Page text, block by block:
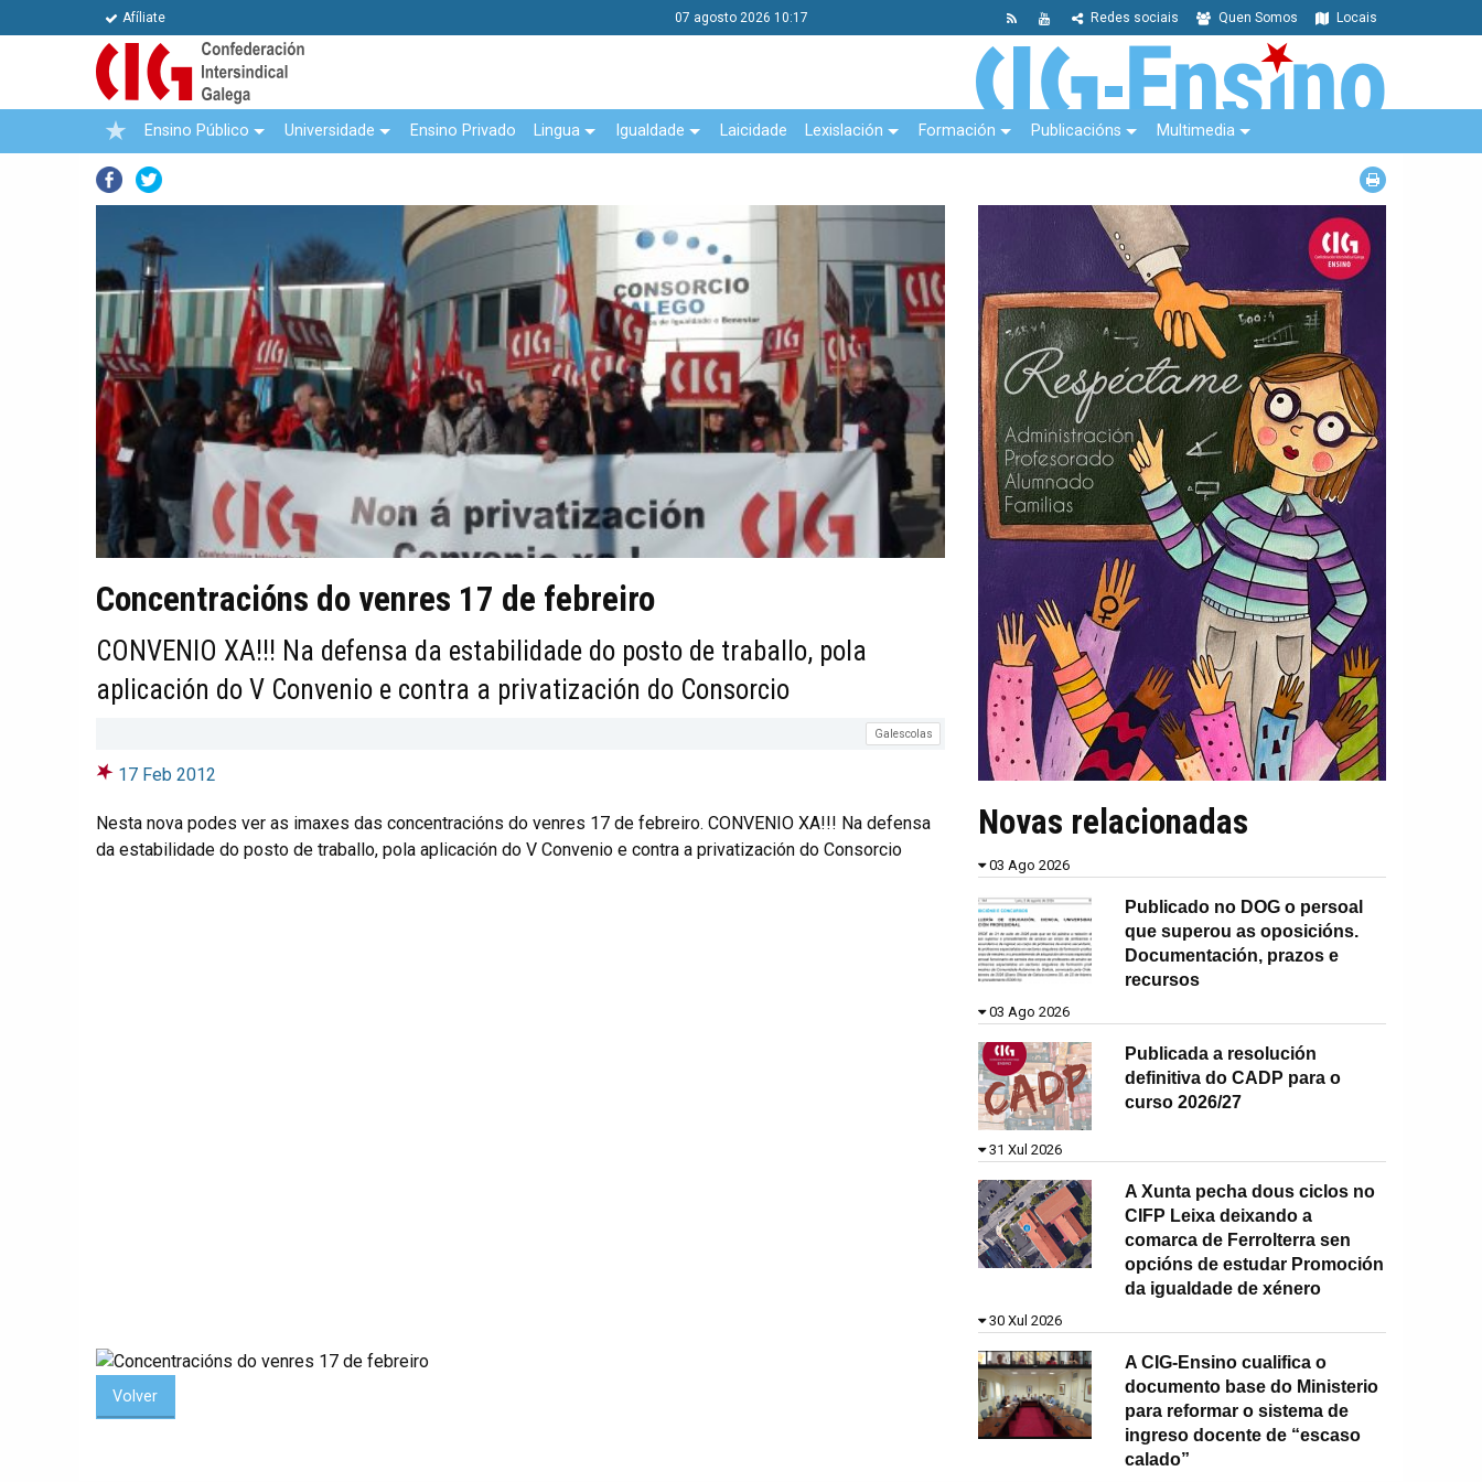
Afíliate 07 agosto 2026 10:17 Locais
Quen Somos
Redes sociais
Ensino Público Universidade Ensino Privado Lingua Igualdade Laicidade Lexislación Formación Publicacións Multimedia
Facebook
Concentracións do venres 17 de febreiro
CONVENIO XA!!! Na defensa da estabilidade do posto de traballo, pola
aplicación do V Convenio e contra a privatización do Consorcio
Galescolas
17 Feb 2012
Nesta nova podes ver as imaxes das concentracións do venres 17 de febreiro. CONVENIO XA!!! Na defensa
da estabilidade do posto de traballo, pola aplicación do V Convenio e contra a privatización do Consorcio
Volver
Novas relacionadas
03 Ago 2026
Publicado no DOG o persoal
que superou as oposicións.
Documentación, prazos e
recursos
03 Ago 2026
Publicada a resolución
definitiva do CADP para o
curso 2026/27
31 Xul 2026
A Xunta pecha dous ciclos no
CIFP Leixa deixando a
comarca de Ferrolterra sen
opcións de estudar Promoción
da igualdade de xénero
30 Xul 2026
A CIG-Ensino cualifica o
documento base do Ministerio
para reformar o sistema de
ingreso docente de “escaso
calado”